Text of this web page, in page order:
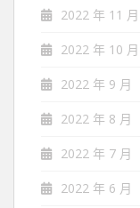
2022 年 11 月
2022 年 10 月
2022 年 9 月
2022 年 8 月
2022 年 7 月
2022 年 6 月